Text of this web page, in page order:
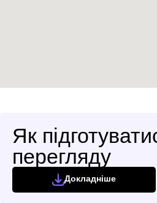
Як
перегляду
Докладніше